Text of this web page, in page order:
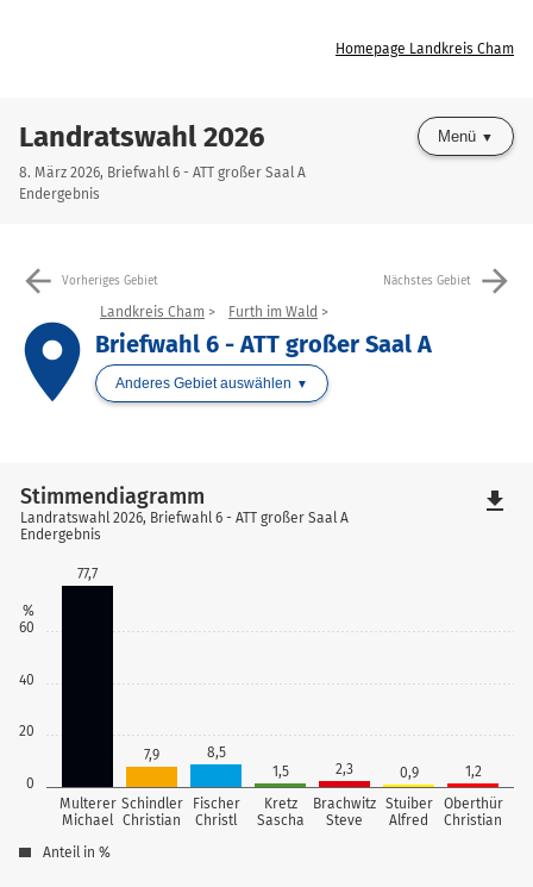
Homepage Landkreis Cham
Landratswahl 2026
8. März 2026, Briefwahl 6 - ATT großer Saal A
Endergebnis
Menü
arrow_back Vorheriges Gebiet Nächstes Gebiet arrow_forward
place
Landkreis Cham Furth im Wald
Briefwahl 6 - ATT großer Saal A
Anderes Gebiet auswählen
0
20
40
60
%
Multerer
Michael
Schindler
Christian
Fischer
Christl
Kretz
Sascha
Brachwitz
Steve
Stuiber
Alfred
Oberthür
Christian
77,7
7,9
8,5
1,5
2,3 0,9 1,2
Stimmendiagramm
Landratswahl 2026, Briefwahl 6 - ATT großer Saal A
Endergebnis
Anteil in %
file_download